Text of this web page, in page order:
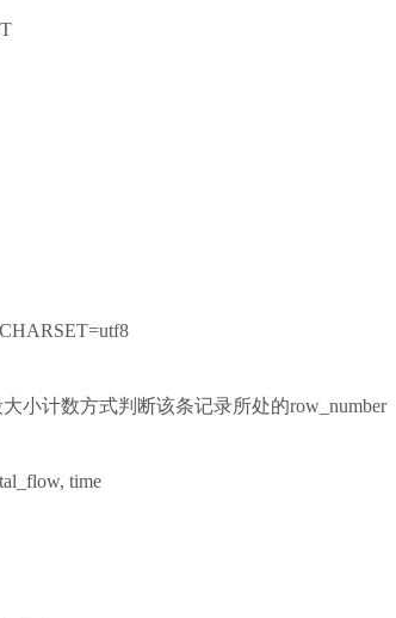
小计数方式判断该条记录所处的row_number
time